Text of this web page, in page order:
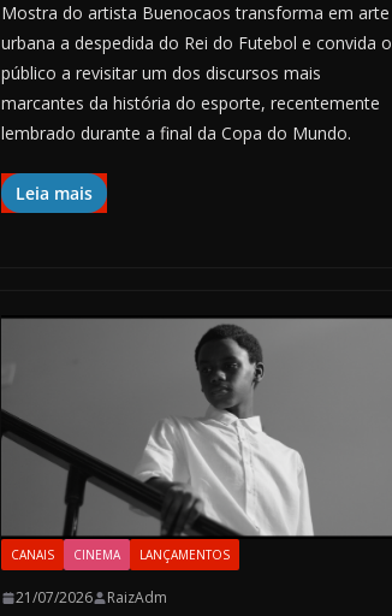
Mostra do artista Buenocaos transforma em arte
urbana a despedida do Rei do Futebol e convida o
público a revisitar um dos discursos mais
marcantes da história do esporte, recentemente
lembrado durante a final da Copa do Mundo.
Leia mais
CANAIS CINEMA LANÇAMENTOS
21/07/2026 RaizAdm